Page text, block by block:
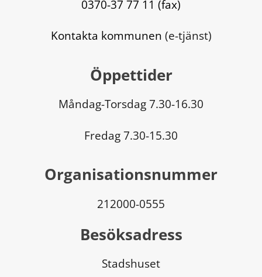
0370-37 77 11 (fax)
Kontakta kommunen (e-tjänst)
Öppettider
Måndag-Torsdag 7.30-16.30
Fredag 7.30-15.30
Organisationsnummer
212000-0555
Besöksadress
Stadshuset